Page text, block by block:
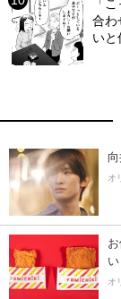
「
合わ
いと
オ
い
オ